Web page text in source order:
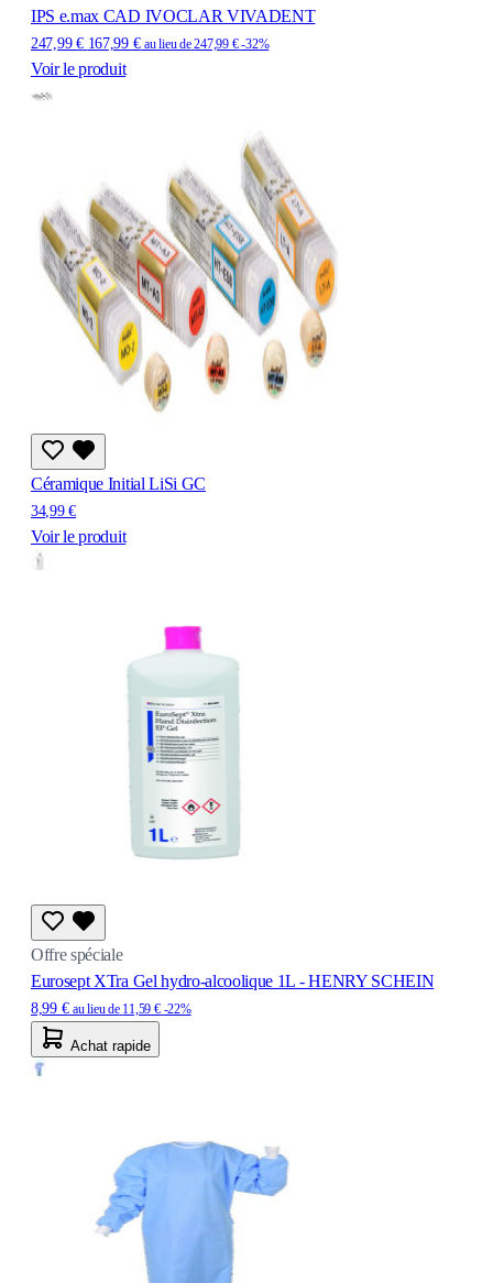
IPS e.max CAD IVOCLAR VIVADENT
247,99 € 167,99 € au lieu de247,99 €-32%
Voir le produit
Céramique Initial LiSi GC
34,99 €
Voir le produit
Offre spéciale
Eurosept XTra Gel hydro-alcoolique 1L - HENRY SCHEIN
8,99 € au lieu de 11,59 € -22%
Achat rapide